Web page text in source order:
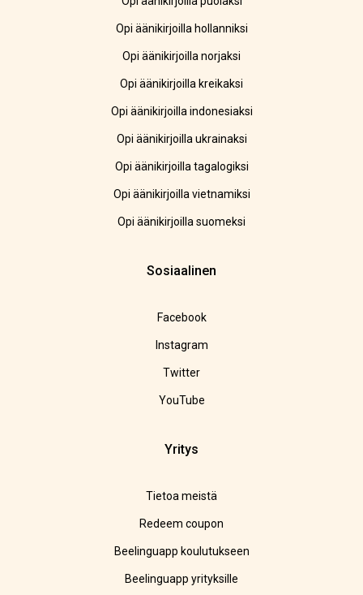
Opi äänikirjoilla hollanniksi
Opi äänikirjoilla norjaksi
Opi äänikirjoilla kreikaksi
Opi äänikirjoilla indonesiaksi
Opi äänikirjoilla ukrainaksi
Opi äänikirjoilla tagalogiksi
Opi äänikirjoilla vietnamiksi
Opi äänikirjoilla suomeksi
Sosiaalinen
Facebook
Instagram
Twitter
YouTube
Yritys
Tietoa meistä
Redeem coupon
Beelinguapp koulutukseen
Beelinguapp yrityksille